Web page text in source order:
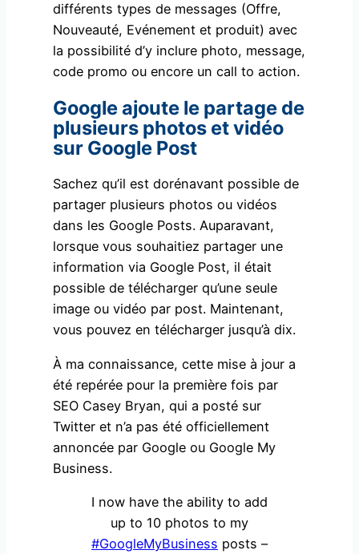
différents types de messages (Offre,
Nouveauté, Evénement et produit) avec
la possibilité d’y inclure photo, message,
code promo ou encore un call to action.
Google ajoute le partage de
plusieurs photos et vidéo
sur Google Post
Sachez qu’il est dorénavant possible de
partager plusieurs photos ou vidéos
dans les Google Posts. Auparavant,
lorsque vous souhaitiez partager une
information via Google Post, il était
possible de télécharger qu’une seule
image ou vidéo par post. Maintenant,
vous pouvez en télécharger jusqu’à dix.
À ma connaissance, cette mise à jour a
été repérée pour la première fois par
SEO Casey Bryan, qui a posté sur
Twitter et n’a pas été officiellement
annoncée par Google ou Google My
Business.
I now have the ability to add
up to 10 photos to my
#GoogleMyBusiness posts –